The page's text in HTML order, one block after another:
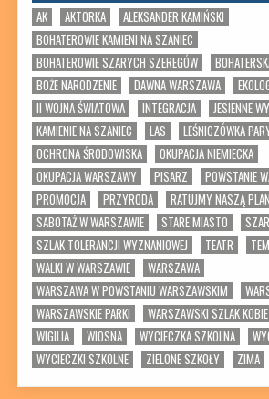
AK AKTORKA
ALEKSANDER KAMIŃSKI
BOHATEROWIE KAMIENI NA SZANIEC
BOHATEROWIE SZARYCH SZEREGÓW
BOŻE NARODZENIE
DAWNA WARSZAWA
II WOJNA ŚWIATOWA
INTEGRACJA
JESIENNE
KAMIENIE NA SZANIEC
LAS
LEŚNICZÓWKA
OCHRONA ŚRODOWISKA
OKUPACJA NIEMIECKA
OKUPACJA WARSZAWY
PISARZ
POWSTANIE
PROMOCJA
PRZYRODA RATUJMY NASZĄ
SABOTAŻ W WARSZAWIE
STARE MIASTO
SZLAK TOLERANCJI WYZNANIOWEJ
TEATR
WALKI W WARSZAWIE
WARSZAWA
WARSZAWA W POWSTANIU WARSZAWSKIM
WARSZAWSKIE PARKI
WARSZAWSKI SZLAK
WIGILIA
WIOSNA WYCIECZKA SZKOLNA
WYCIECZKI SZKOLNE
ZIELONE SZKOŁY ZIMA